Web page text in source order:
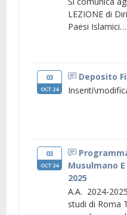
LEZIONE di
Paesi
03
OCT 24
Deposito
03
OCT 24
Musulmano
2025
A.A. 2024-
studi di Roma